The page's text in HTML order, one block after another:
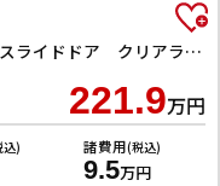
ターボ 4WD バックカメラ 両側電動スライドドア クリアランスソナー オートクルーズコントロール レーンアシスト 衝突被害軽減システム オートライト LEDヘッドランプ スマートキー アイドリングストップ
221.9万円
込) 諸費用(税込)
9.5万円